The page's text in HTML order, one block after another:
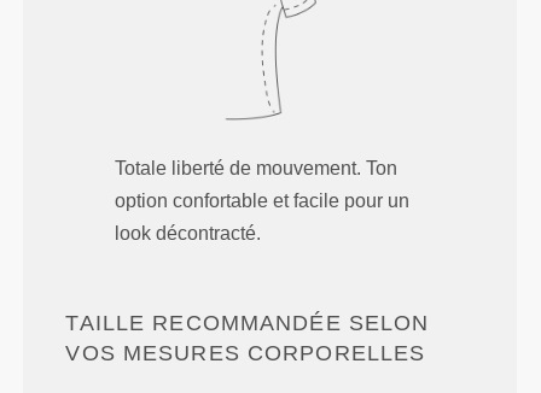
Totale liberté de mouvement. Ton
option confortable et facile pour un
look décontracté.
TAILLE RECOMMANDÉE SELON
VOS MESURES CORPORELLES